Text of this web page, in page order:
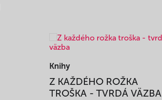
Knihy
Z KAŽDÉHO ROŽKA
TROŠKA - TVRDÁ VÄZBA